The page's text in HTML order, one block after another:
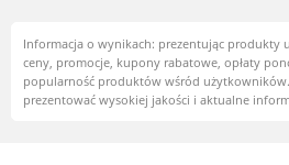
Informacja o wynikach: prezentując produkty
ceny, promocje, kupony rabatowe, opłaty
popularność produktów wśród
prezentować wysokiej jakości i aktualne